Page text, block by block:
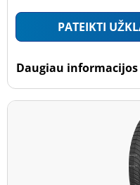
PATEIKTI
Daugiau informacijos